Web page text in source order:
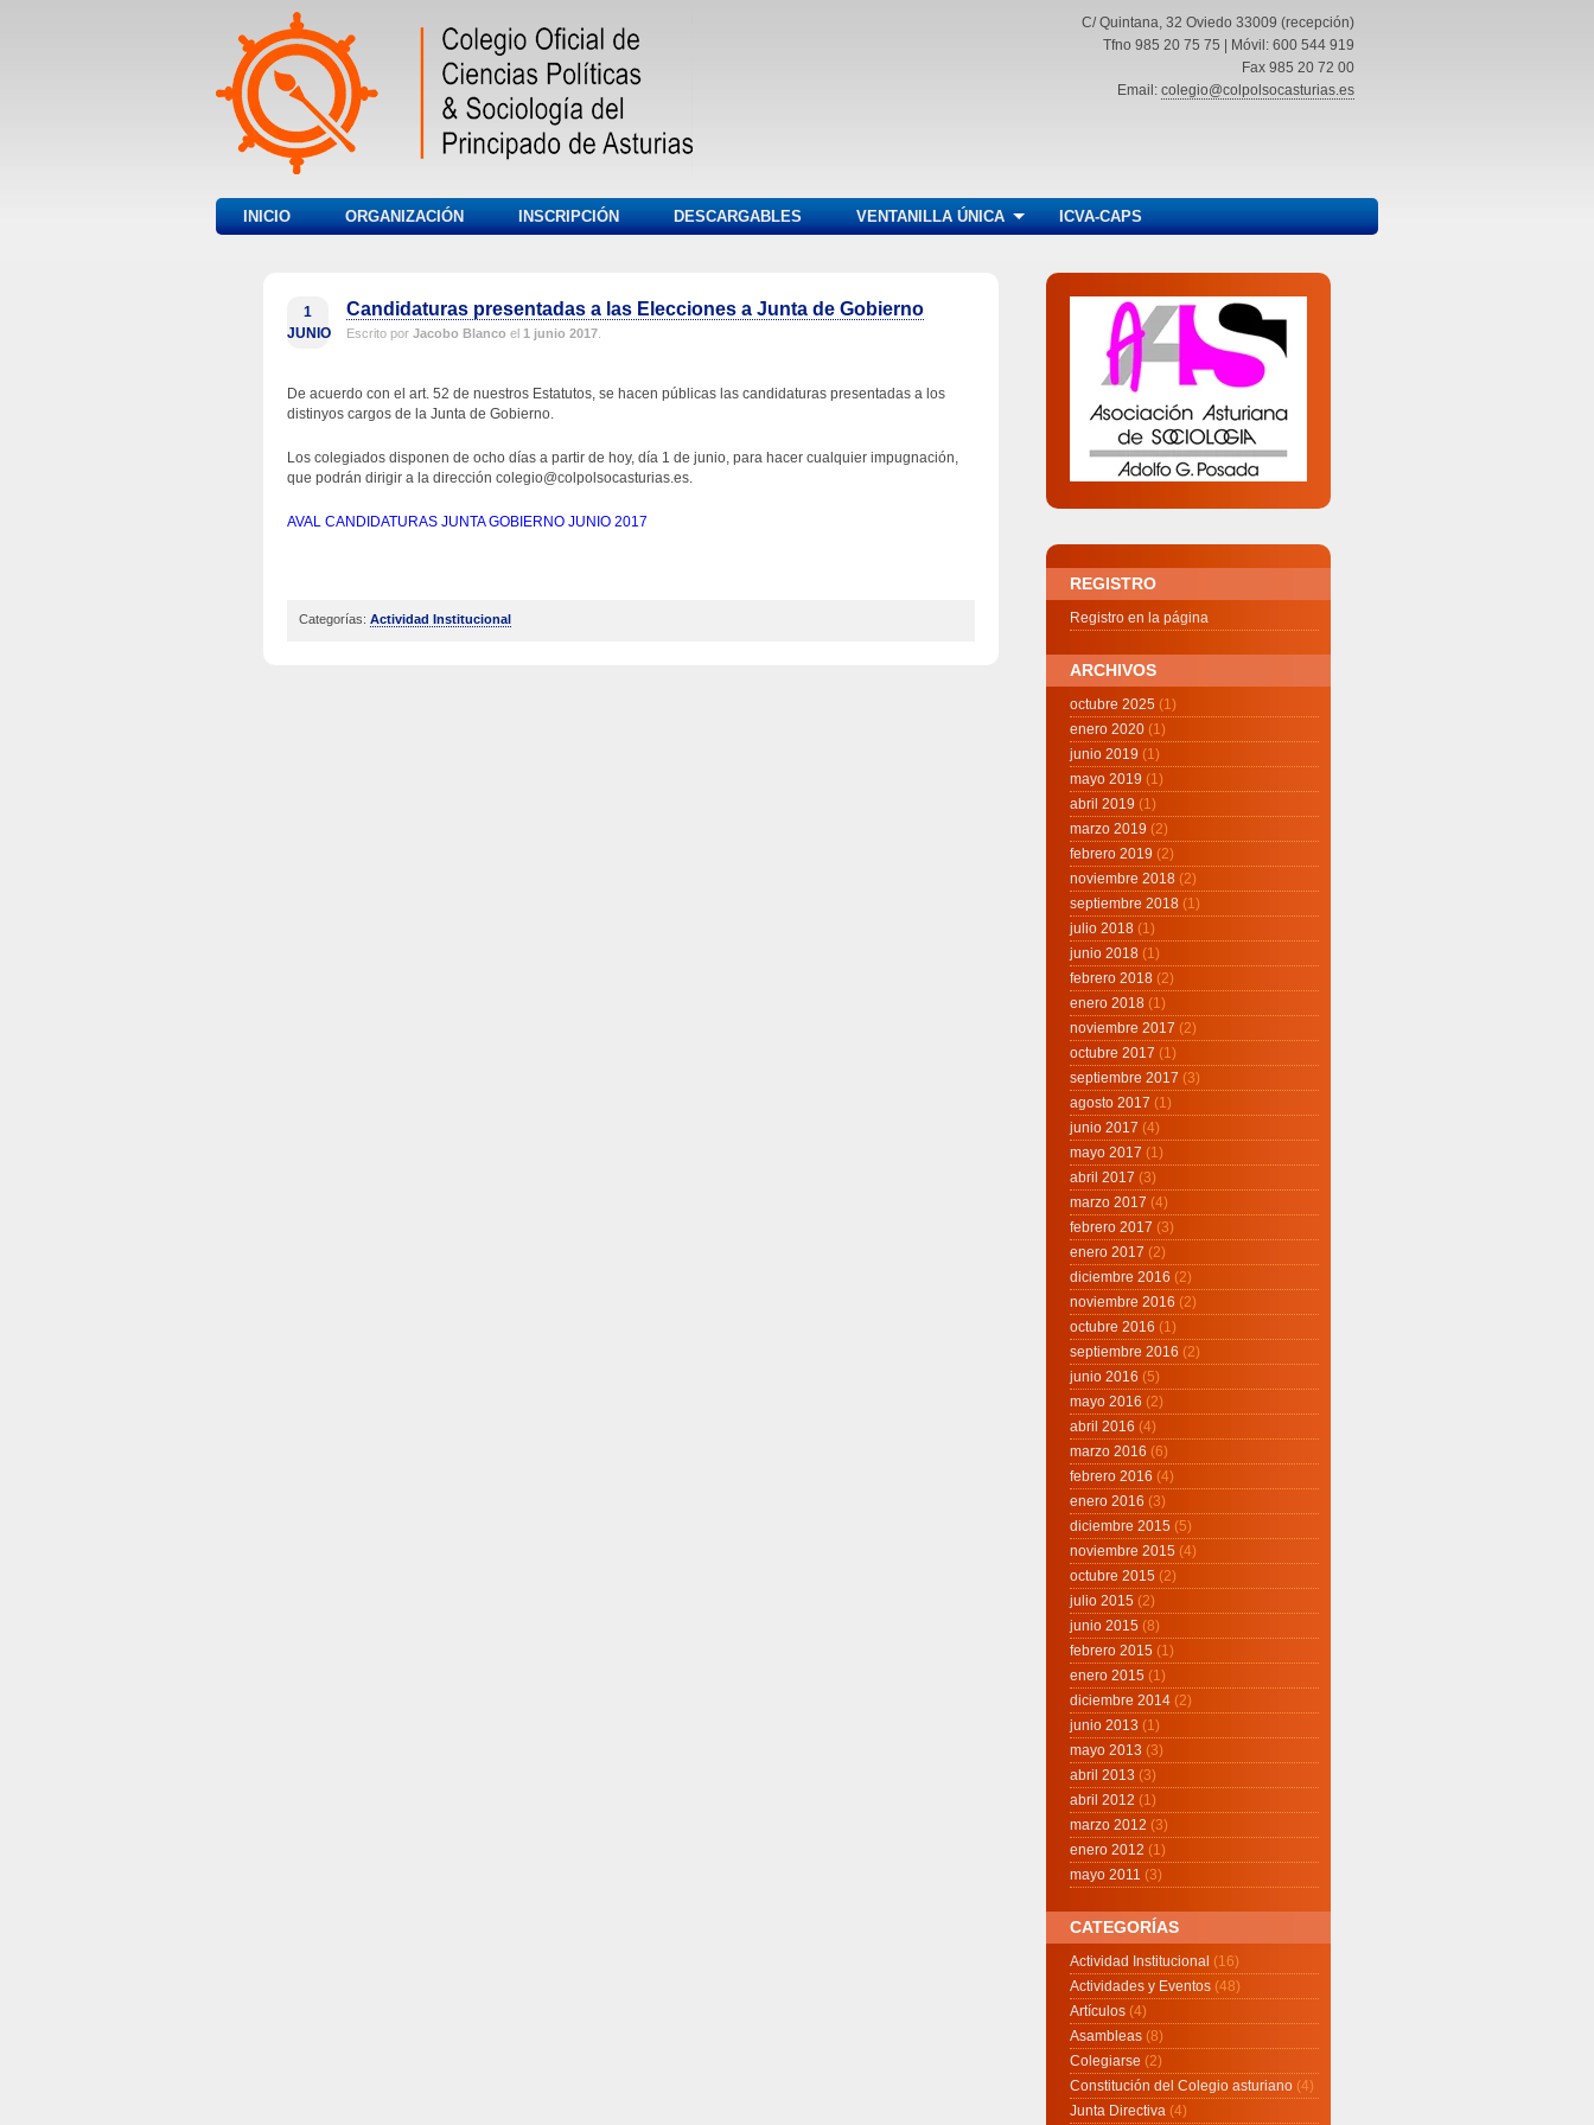
C/ Quintana, 32 Oviedo 33009 (recepción)
Tfno 985 20 75 75 | Móvil: 600 544 919
Fax 985 20 72 00
Email: colegio@colpolsocasturias.es
INICIO ORGANIZACIÓN INSCRIPCIÓN DESCARGABLES VENTANILLA ÚNICA ICVA-CAPS
1
JUNIO
Candidaturas presentadas a las Elecciones a Junta de Gobierno
Escrito por Jacobo Blanco el 1 junio 2017
De acuerdo con el art. 52 de nuestros Estatutos, se hacen públicas las candidaturas presentadas a los
distinyos cargos de la Junta de Gobierno.
Los colegiados disponen de ocho días a partir de hoy, día 1 de junio, para hacer cualquier impugnación,
que podrán dirigir a la dirección colegio@colpolsocasturias.es.
AVAL CANDIDATURAS JUNTA GOBIERNO JUNIO 2017
Categorías: Actividad Institucional
REGISTRO
Registro en la página
ARCHIVOS
octubre 2025 (1)
enero 2020 (1)
junio 2019 (1)
mayo 2019 (1)
abril 2019 (1)
marzo 2019 (2)
febrero 2019 (2)
noviembre 2018 (2)
septiembre 2018 (1)
julio 2018 (1)
junio 2018 (1)
febrero 2018 (2)
enero 2018 (1)
noviembre 2017 (2)
octubre 2017 (1)
septiembre 2017 (3)
agosto 2017 (1)
junio 2017 (4)
mayo 2017 (1)
abril 2017 (3)
marzo 2017 (4)
febrero 2017 (3)
enero 2017 (2)
diciembre 2016 (2)
noviembre 2016 (2)
octubre 2016 (1)
septiembre 2016 (2)
junio 2016 (5)
mayo 2016 (2)
abril 2016 (4)
marzo 2016 (6)
febrero 2016 (4)
enero 2016 (3)
diciembre 2015 (5)
noviembre 2015 (4)
octubre 2015 (2)
julio 2015 (2)
junio 2015 (8)
febrero 2015 (1)
enero 2015 (1)
diciembre 2014 (2)
junio 2013 (1)
mayo 2013 (3)
abril 2013 (3)
abril 2012 (1)
marzo 2012 (3)
enero 2012 (1)
mayo 2011 (3)
CATEGORÍAS
Actividad Institucional (16)
Actividades y Eventos (48)
Artículos (4)
Asambleas (8)
Colegiarse (2)
Constitución del Colegio asturiano (4)
Junta Directiva (4)